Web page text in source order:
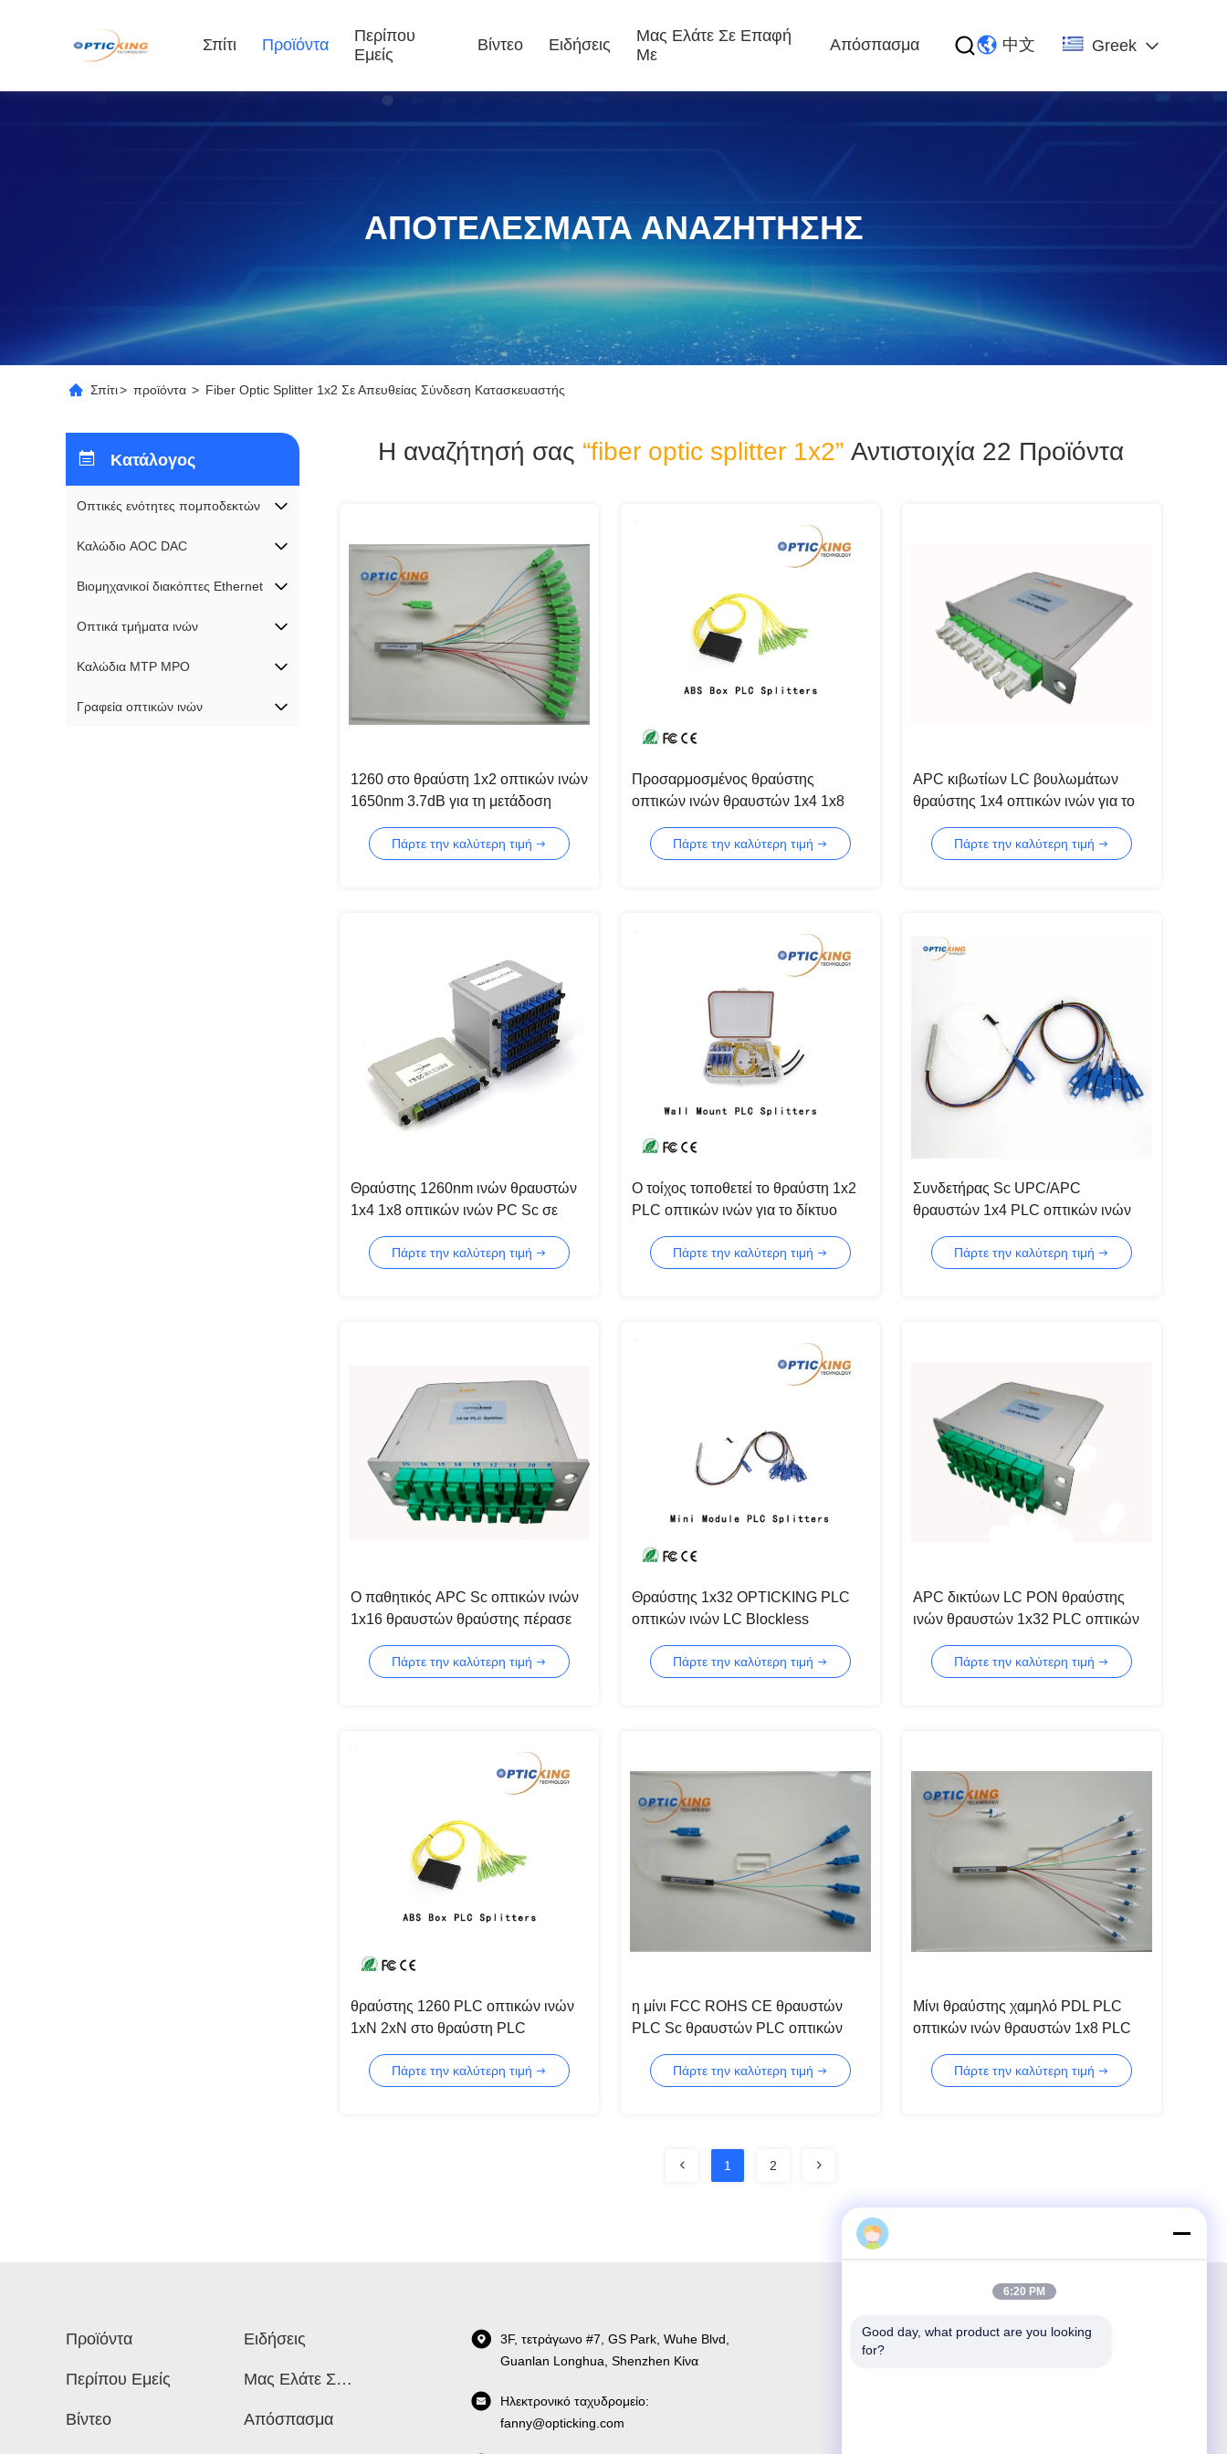
Σπίτι Προϊόντα
Περίπου
Εμείς
Βίντεο Ειδήσεις
Μας Ελάτε Σε Επαφή
Με
Απόσπασμα 中文 Greek
ΑΠΟΤΕΛΈΣΜΑΤΑ ΑΝΑΖΉΤΗΣΗΣ
Σπίτι> προϊόντα > Fiber Optic Splitter 1x2 Σε Απευθείας Σύνδεση Κατασκευαστής
Κατάλογος
Οπτικές ενότητες πομποδεκτών
Καλώδιο AOC DAC
Βιομηχανικοί διακόπτες Ethernet
Οπτικά τμήματα ινών
Καλώδια MTP MPO
Γραφεία οπτικών ινών
Η αναζήτησή σας “fiber optic splitter 1x2”Αντιστοιχία 22 Προϊόντα
1260 στο θραύστη 1x2 οπτικών ινών
1650nm 3.7dB για τη μετάδοση
Πάρτε την καλύτερη τιμή
Προσαρμοσμένος θραύστης
οπτικών ινών θραυστών 1x4 1x8
Πάρτε την καλύτερη τιμή
APC κιβωτίων LC βουλωμάτων
θραύστης 1x4 οπτικών ινών για το
Πάρτε την καλύτερη τιμή
Θραύστης 1260nm ινών θραυστών
1x4 1x8 οπτικών ινών PC Sc σε
Πάρτε την καλύτερη τιμή
Ο τοίχος τοποθετεί το θραύστη 1x2
PLC οπτικών ινών για το δίκτυο
Πάρτε την καλύτερη τιμή
Συνδετήρας Sc UPC/APC
θραυστών 1x4 PLC οπτικών ινών
Πάρτε την καλύτερη τιμή
Ο παθητικός APC Sc οπτικών ινών
1x16 θραυστών θραύστης πέρασε
Πάρτε την καλύτερη τιμή
Θραύστης 1x32 OPTICKING PLC
οπτικών ινών LC Blockless
Πάρτε την καλύτερη τιμή
APC δικτύων LC PON θραύστης
ινών θραυστών 1x32 PLC οπτικών
Πάρτε την καλύτερη τιμή
θραύστης 1260 PLC οπτικών ινών
1xN 2xN στο θραύστη PLC
Πάρτε την καλύτερη τιμή
η μίνι FCC ROHS CE θραυστών
PLC Sc θραυστών PLC οπτικών
Πάρτε την καλύτερη τιμή
Μίνι θραύστης χαμηλό PDL PLC
οπτικών ινών θραυστών 1x8 PLC
Πάρτε την καλύτερη τιμή
1 2
Προϊόντα
Περίπου Εμείς
Βίντεο
Ειδήσεις
Μας Ελάτε Σε
Απόσπασμα
3F, τετράγωνο #7, GS Park, Wuhe Blvd,
Guanlan Longhua, Shenzhen Κίνα
Ηλεκτρονικό ταχυδρομείο:
fanny@opticking.com
Η Shenzhen Opticking Technology Co Ltd είναι
6:20 PM
Good day, what product are you looking
for?